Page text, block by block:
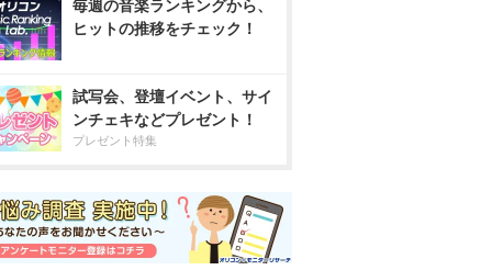
毎週の音楽ランキングから、
ヒットの推移をチェック！
試写会、登壇イベント、サイ
ンチェキなどプレゼント！
プレゼント特集